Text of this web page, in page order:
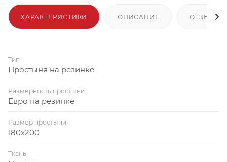
ХАРАКТЕРИСТИКИ ОПИСАНИЕ ОТЗЫВЫ
Тип
Простыня на резинке
Размерность простыни
Евро на резинке
Размер простыни
180x200
Ткань